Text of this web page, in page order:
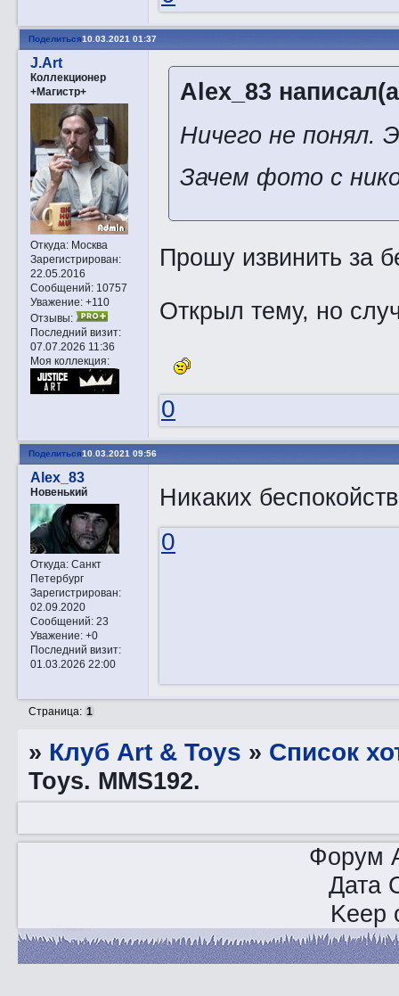
Поделиться10.03.2021 01:37
J.Art
Коллекционер
+Магистр+
Откуда:Москва
Зарегистрирован:
22.05.2016
Сообщений:10757
Уважение: +110
Отзывы:
Последний визит:
07.07.2026 11:36
Моя коллекция:
Alex_83
Ничего не понял.
Зачем фото с
Прошу извинить за
Открыл тему, но
0
Поделиться10.03.2021 09:56
Alex_83
Новенький
Откуда:Санкт
Петербург
Зарегистрирован:
02.09.2020
Сообщений:23
Уважение: +0
Последний визит:
01.03.2026 22:00
Никаких
0
Страница: 1
» Клуб Art & Toys » Список
Toys. MMS192.
Форум
Дата
Keep